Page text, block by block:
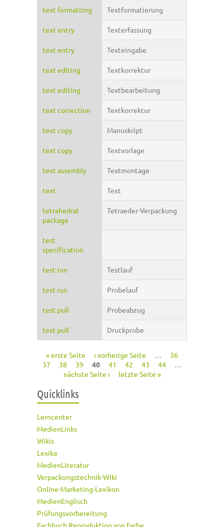
text formatting Textformatierung
text entry Texterfassung
text entry Texteingabe
text editing Textkorrektur
text editing Textbearbeitung
text correction Textkorrektur
text copy Manuskript
text copy Textvorlage
text assembly Textmontage
text Text
tetrahedral
package
Tetraeder-Verpackung
test
specification
test run Testlauf
test run Probelauf
test pull Probeabzug
test pull Druckprobe
Seiten
« erste Seite ‹ vorherige Seite …
36
37
38 39 40 41 42 43 44
…
nächste Seite ›
letzte Seite »
Quicklinks
Lerncenter
MedienLinks
Wikis
Lexika
MedienLiteratur
Verpackungstechnik-Wiki
Online-Marketing-Lexikon
MedienEnglisch
Prüfungsvorbereitung
Fachbuch Reproduktion von Farbe